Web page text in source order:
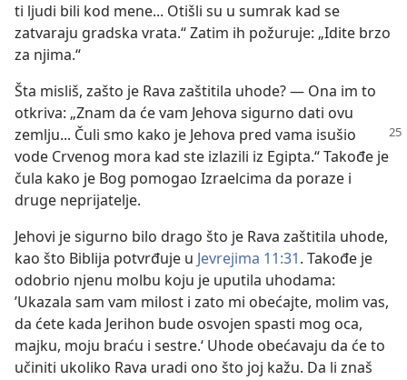
ti ljudi bili kod mene... Otišli su u sumrak kad se
zatvaraju gradska vrata.“ Zatim ih požuruje: „Idite brzo
za njima.“
Šta misliš, zašto je Rava zaštitila uhode? — Ona im to
otkriva: „Znam da će vam Jehova sigurno dati ovu
zemlju... Čuli smo kako je Jehova pred vama isušio
vode Crvenog mora kad ste izlazili iz Egipta.“ Takođe je
čula kako je Bog pomogao Izraelcima da poraze i
druge neprijatelje.
Jehovi je sigurno bilo drago što je Rava zaštitila uhode,
kao što Biblija potvrđuje u Jevrejima 11:31. Takođe je
odobrio njenu molbu koju je uputila uhodama:
’Ukazala sam vam milost i zato mi obećajte, molim vas,
da ćete kada Jerihon bude osvojen spasti mog oca,
majku, moju braću i sestre.‘ Uhode obećavaju da će to
učiniti ukoliko Rava uradi ono što joj kažu. Da li znaš